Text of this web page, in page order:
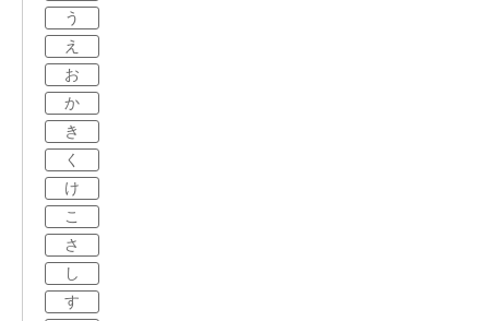
う
え
お
か
き
く
け
こ
さ
し
す